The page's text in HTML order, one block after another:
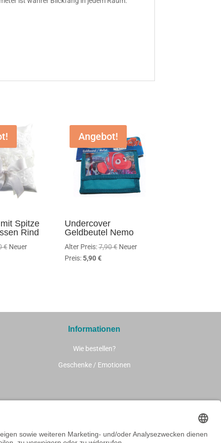
Spitze
Rind
€ Ursprünglicher
Neuer
Angebot!
Undercover
Geldbeutel Nemo
Alter Preis:7,90€ Ursprünglicher
Neuer
Preis: 5,90€Aktueller
Informationen
Wie bestellen?
Geschenke / Emotionen